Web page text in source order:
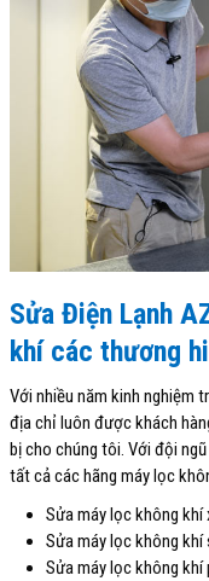
Sửa Điện Lạnh
khí các thương
Với nhiều năm kinh nghiệm
địa chỉ luôn được khách
bị cho chúng tôi. Với đội
tất cả các hãng máy lọc
Sửa máy lọc không khí
Sửa máy lọc không khí
Sửa máy lọc không khí